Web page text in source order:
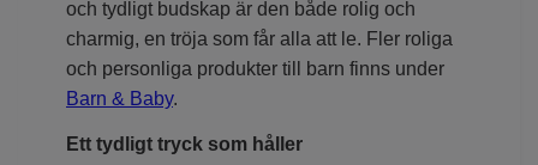
och tydligt budskap är den både rolig och
charmig, en tröja som får alla att le. Fler roliga
och personliga produkter till barn finns under
Barn & Baby.
Ett tydligt tryck som håller